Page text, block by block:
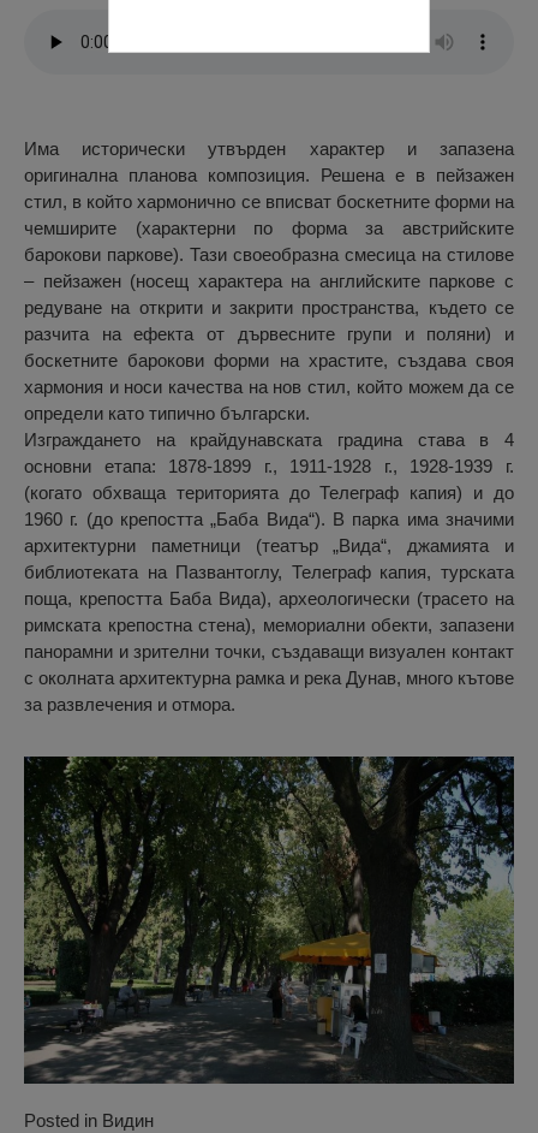
Има исторически утвърден характер и запазена
оригинална планова композиция. Решена е в пейзажен
стил, в който хармонично се вписват боскетните форми на
чeмширите (характерни по форма за австрийските
барокови паркове). Тази своеобразна смесица на стилове
– пейзажен (носещ характера на английските паркове с
редуване на открити и закрити пространства, където се
разчита на ефекта от дървесните групи и поляни) и
боскетните барокови форми на храстите, създава своя
хармония и носи качества на нов стил, който можем да се
определи като типично български.
Изграждането на крайдунавската градина става в 4
основни етапа: 1878-1899 г., 1911-1928 г., 1928-1939 г.
(когато обхваща територията до Телеграф капия) и до
1960 г. (до крепостта „Баба Вида“). В парка има значими
архитектурни паметници (театър „Вида“, джамията и
библиотеката на Пазвантоглу, Телеграф капия, турската
поща, крепостта Баба Вида), археологически (трасето на
римската крепостна стена), мемориални обекти, запазени
панорамни и зрителни точки, създаващи визуален контакт
с околната архитектурна рамка и река Дунав, много кътове
за развлечения и отмора.
Posted in Видин